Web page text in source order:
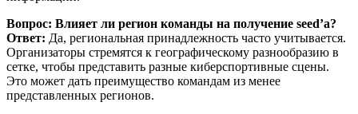
Вопрос: Влияет ли регион команды на получение seed’а?
Ответ: Да, региональная принадлежность часто учитывается.
Организаторы стремятся к географическому разнообразию в
сетке, чтобы представить разные киберспортивные сцены.
Это может дать преимущество командам из менее
представленных регионов.